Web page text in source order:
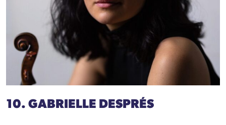
10. GABRIELLE DESPRÉS